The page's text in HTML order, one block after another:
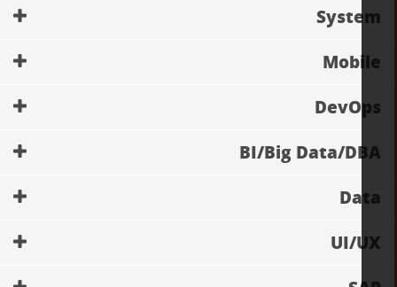
BI/Big Data/
UI/